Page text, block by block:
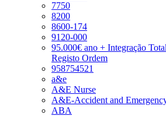
7750
8200
8600-174
9120-000
95.000€ ano + Integração
Registo Ordem
958754521
a&e
A&E Nurse
A&E-Accident and
ABA